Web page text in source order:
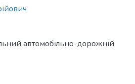
автомобільно-дорожній